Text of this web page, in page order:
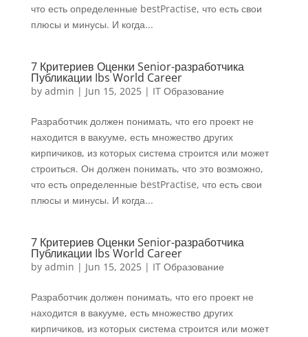
что есть определенные bestPractise, что есть свои
плюсы и минусы. И когда...
7 Критериев Оценки Senior-разработчика
Публикации Ibs World Career
by admin | Jun 15, 2025| IT Образование
Разработчик должен понимать, что его проект не
находится в вакууме, есть множество других
кирпичиков, из которых система строится или может
строиться. Он должен понимать, что это возможно,
что есть определенные bestPractise, что есть свои
плюсы и минусы. И когда...
7 Критериев Оценки Senior-разработчика
Публикации Ibs World Career
by admin | Jun 15, 2025| IT Образование
Разработчик должен понимать, что его проект не
находится в вакууме, есть множество других
кирпичиков, из которых система строится или может